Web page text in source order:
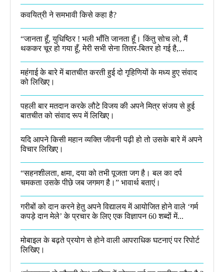
कवयित्री ने समभावी किसे कहा है?
“जानता हूँ, युधिष्ठिर ! भली भाँति जानता हूँ। किंतु सोच लो, मैं
थककर चूर हो गया हूँ, मेरी सभी सेना तितर-बितर हो गई है,...
महंगाई के बारे में बातचीत करती हुई दो गृहिणियों के मध्य हुए संवाद
को लिखिए।
पहली बार मतदान करके लौटे विजय की अपने मित्र संजय से हुई
बातचीत को संवाद रूप में लिखिए।
यदि आपने किसी महान व्यक्ति जीवनी पढ़ी हो तो उसके बारे में अपने
विचार लिखिए।
“सहनशीलता, क्षमा, दया को तभी पूजता जग है। बल का दर्प
चमकता उसके पीछे जब जगमग है।”​ भावार्थ बताएं।
गरीबों को दान करने हेतु अपने विद्यालय में आयोजित होने वाले ‘गर्म
कपड़े दान मेले’ के प्रचार के लिए एक विज्ञापन 60 शब्दों में...
मोबाइल के बढ़ते प्रयोग से होने वाली आपराधिक घटनाएं पर रिपोर्ट
लिखिए।